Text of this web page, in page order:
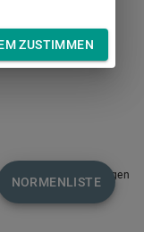
NORMENLISTE
Nutzungsbedingungen
ZUSTIMMEN